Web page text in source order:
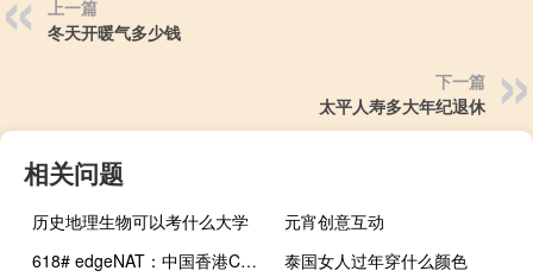
上一篇
冬天开暖气多少钱
下一篇
太平人寿多大年纪退休
相关问题
历史地理生物可以考什么大学
元宵创意互动
618# edgeNAT：中国香港CN2线路/韩国SK线路（带原生韩国IPv4）/美国AS4837线路VPS物理机，48元/月起
泰国女人过年穿什么颜色